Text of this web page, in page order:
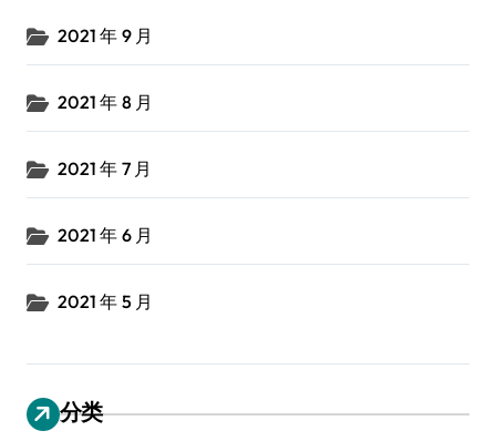
2021 年 9 月
2021 年 8 月
2021 年 7 月
2021 年 6 月
2021 年 5 月
分类